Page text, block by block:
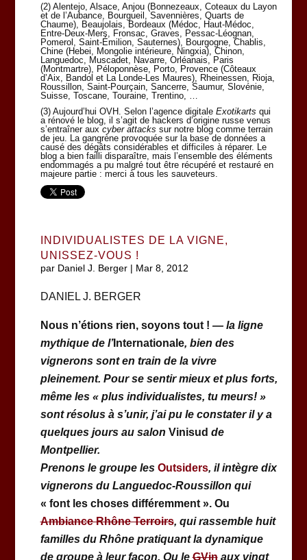
(2) Alentejo, Alsace, Anjou (Bonnezeaux, Coteaux du Layon
et de l’Aubance, Bourgueil, Savennières, Quarts de
Chaume), Beaujolais, Bordeaux (Médoc, Haut-Médoc,
Entre-Deux-Mers, Fronsac, Graves, Pessac-Léognan,
Pomerol, Saint-Émilion, Sauternes), Bourgogne, Chablis,
Chine (Hebei, Mongolie intérieure, Ningxia), Chinon,
Languedoc, Muscadet, Navarre, Orléanais, Paris
(Montmartre), Péloponnèse, Porto, Provence (Côteaux
d’Aix, Bandol et La Londe-Les Maures), Rheinessen, Rioja,
Roussillon, Saint-Pourçain, Sancerre, Saumur, Slovénie,
Suisse, Toscane, Touraine, Trentino, …
(3) Aujourd’hui OVH. Selon l’agence digitale Exotikarts qui
a rénové le blog, il s’agit de hackers d’origine russe venus
s’entraîner auxcyber attacks sur notre blog comme terrain
de jeu. La gangrène provoquée sur la base de données a
causé des dégâts considérables et difficiles à réparer. Le
blog a bien failli disparaître, mais l’ensemble des éléments
endommagés a pu malgré tout être récupéré et restauré en
majeure partie : merci à tous les sauveteurs.
INDIVIDUALISTES DE LA VIGNE,
UNISSEZ-VOUS !
par Daniel J. Berger| Mar 8, 2012
DANIEL J. BERGER
Nous n’étions rien, soyons tout ! — la ligne
mythique de l’Internationale, bien des
vignerons sont en train de la vivre
pleinement. Pour se sentir mieux et plus forts,
même les « plus individualistes, tu meurs! »
sont résolus à s’unir, j’ai pu le constateril y a
quelques jours au salon Vinisud de
Montpellier.
Prenons le groupe les Outsiders, ilintègre dix
vignerons du Languedoc-Roussillon qui
« font les choses différemment ». Ou
Ambiance Rhône Terroirs, qui rassemble huit
familles du Rhône pratiquant la dynamique
de groupe à leur façon. Ou leGVinaux vingt